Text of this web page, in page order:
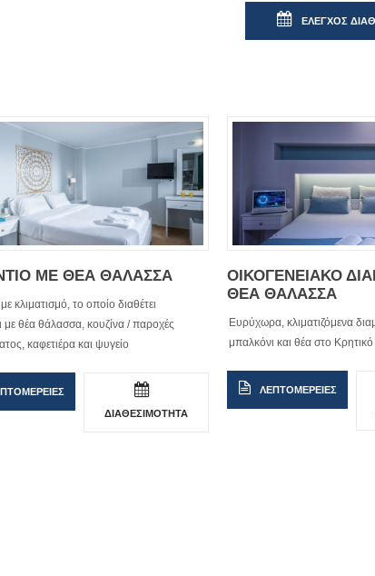
ΕΛΕΓΧΟΣ
ΜΕ ΘΕΑ ΘΑΛΑΣΣΑ
κλιματισμό, το οποίο διαθέτει
με θέα θάλασσα, κουζίνα / παροχές
καφετιέρα και ψυγείο
ΔΙΑΘΕΣΙΜΟΤΗΤΑ
ΟΙΚΟΓΕΝΕΙΑΚΟ
ΘΕΑ ΘΑΛΑΣΣΑ
Ευρύχωρα, κλιματιζόμενα
μπαλκόνι και θέα στο
ΛΕΠΤΟΜΕΡΕΙΕΣ